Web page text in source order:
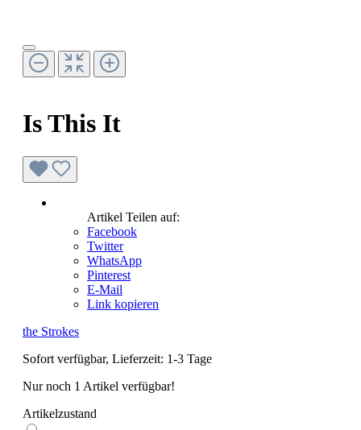
Is This It
Artikel Teilen auf:
Facebook
Twitter
WhatsApp
Pinterest
E-Mail
Link kopieren
the Strokes
Sofort verfügbar, Lieferzeit: 1-3 Tage
Nur noch 1 Artikel verfügbar!
Artikelzustand